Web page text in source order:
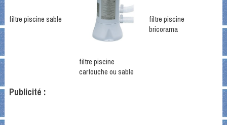
filtre piscine sable
filtre piscine
cartouche ou sable
filtre piscine
bricorama
Publicité :